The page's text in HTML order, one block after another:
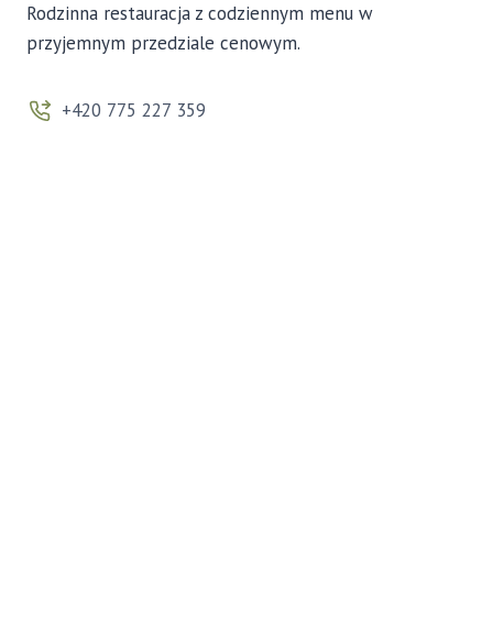
Rodzinna restauracja z codziennym menu w
przyjemnym przedziale cenowym.
+420 775 227 359